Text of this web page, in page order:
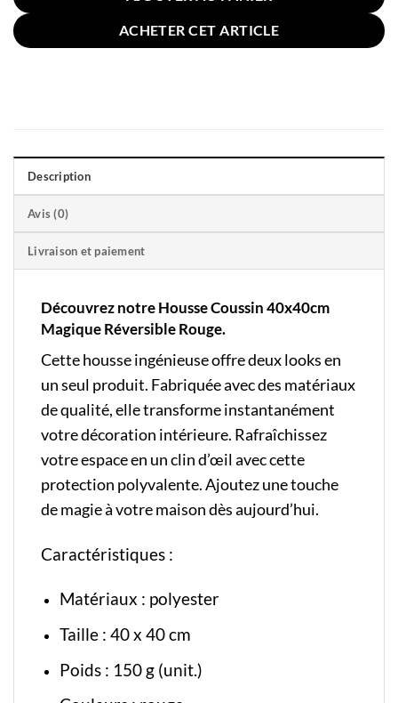
ACHETER CET ARTICLE
Description
Avis (0)
Livraison et paiement
Découvrez notre Housse Coussin 40x40cm
Magique Réversible Rouge.
Cette housse ingénieuse offre deux looks en
un seul produit. Fabriquée avec des matériaux
de qualité, elle transforme instantanément
votre décoration intérieure. Rafraîchissez
votre espace en un clin d’œil avec cette
protection polyvalente. Ajoutez une touche
de magie à votre maison dès aujourd’hui.
Caractéristiques :
Matériaux : polyester
Taille : 40 x 40 cm
Poids : 150 g (unit.)